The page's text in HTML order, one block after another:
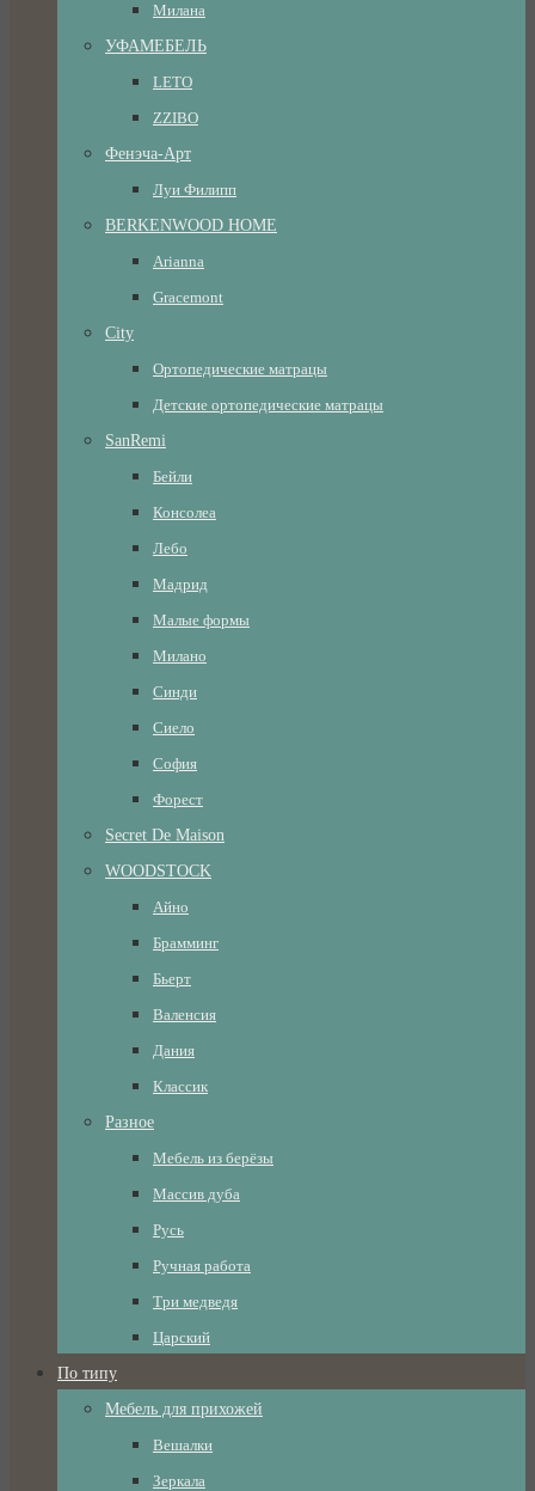
Милана
УФАМЕБЕЛЬ
LETO
ZZIBO
Фенэча-Арт
Луи Филипп
BERKENWOOD HOME
Arianna
Gracemont
City
Ортопедические матрацы
Детские ортопедические матрацы
SanRemi
Бейли
Консолеа
Лебо
Мадрид
Малые формы
Милано
Синди
Сиело
София
Форест
Secret De Maison
WOODSTOCK
Айно
Брамминг
Бьерт
Валенсия
Дания
Классик
Разное
Мебель из берёзы
Массив дуба
Русь
Ручная работа
Три медведя
Царский
По типу
Мебель для прихожей
Вешалки
Зеркала